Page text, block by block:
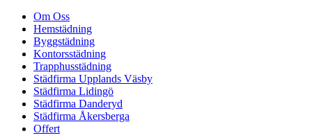
Om Oss
Hemstädning
Byggstädning
Kontorsstädning
Trapphusstädning
Städfirma Upplands Väsby
Städfirma Lidingö
Städfirma Danderyd
Städfirma Åkersberga
Offert